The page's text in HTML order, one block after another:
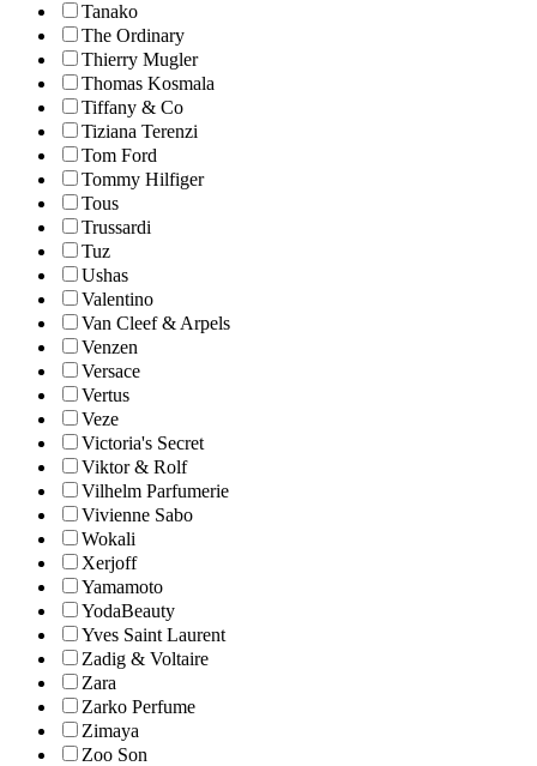
Tanako
The Ordinary
Thierry Mugler
Thomas Kosmala
Tiffany & Co
Tiziana Terenzi
Tom Ford
Tommy Hilfiger
Tous
Trussardi
Tuz
Ushas
Valentino
Van Cleef & Arpels
Venzen
Versace
Vertus
Veze
Victoria's Secret
Viktor & Rolf
Vilhelm Parfumerie
Vivienne Sabo
Wokali
Xerjoff
Yamamoto
YodaBeauty
Yves Saint Laurent
Zadig & Voltaire
Zara
Zarko Perfume
Zimaya
Zoo Son